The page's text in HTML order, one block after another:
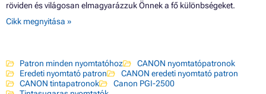
röviden és világosan elmagyarázzuk Önnek a fő különbségeket.
Cikk megnyitása »
Patron minden nyomtatóhoz
CANON nyomtatópatronok
Eredeti nyomtató patron
CANON eredeti nyomtató patron
CANON tintapatronok
Canon PGI-2500